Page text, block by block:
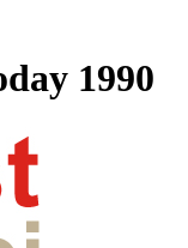
1990